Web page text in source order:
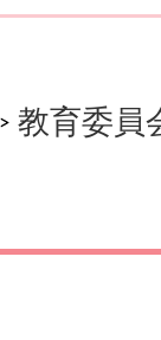
教育委員